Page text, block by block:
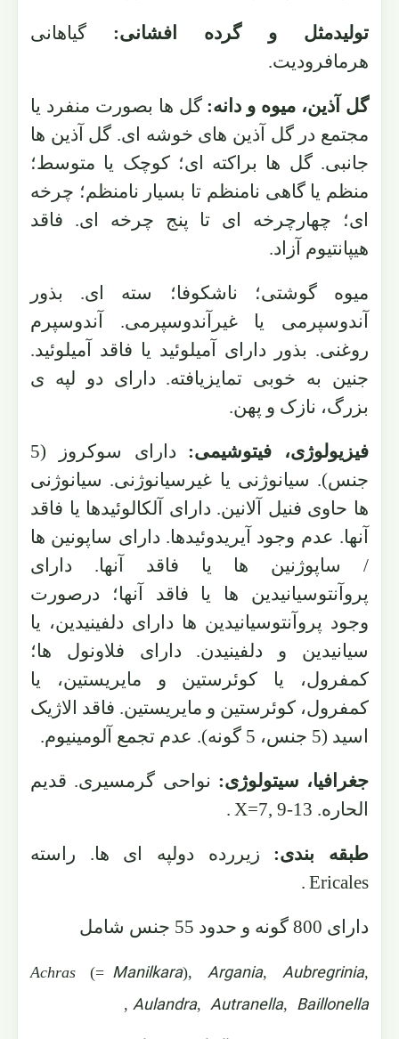
تولیدمثل و گرده افشانی:گیاهانی
هرمافرودیت.
گل آذین، میوه و دانه:گل ها بصورت منفرد یا
مجتمع در گل آذین های خوشه ای. گل آذین ها
جانبی. گل ها براکته ای؛ کوچک یا متوسط؛
منظم یا گاهی نامنظم تا بسیار نامنظم؛ چرخه
ای؛ چهارچرخه ای تا پنج چرخه ای. فاقد
هیپانتیوم آزاد.
میوه گوشتی؛ ناشکوفا؛ سته ای. بذور
آندوسپرمی یا غیرآندوسپرمی. آندوسپرم
روغنی. بذور دارای آمیلوئید یا فاقد آمیلوئید.
جنین به خوبی تمایزیافته. دارای دو لپه ی
بزرگ، نازک و پهن.
فیزیولوژی، فیتوشیمی:
دارای سوکروز (5
جنس). سیانوژنی یا غیرسیانوژنی. سیانوژنی
ها حاوی فنیل آلانین. دارای آلکالوئیدها یا فاقد
آنها. عدم وجود آیریدوئیدها. دارای ساپونین ها
/ ساپوژنین ها یا فاقد آنها. دارای
پروآنتوسیانیدین ها یا فاقد آنها؛ درصورت
وجود پروآنتوسیانیدین ها دارای دلفینیدین، یا
سیانیدین و دلفینیدن. دارای فلاونول ها؛
کمفرول، یا کوئرستین و مایریستین، یا
کمفرول، کوئرستین و مایریستین. فاقد الاژیک
اسید (5 جنس، 5 گونه). عدم تجمع آلومینیوم.
جغرافیا، سیتولوژی: نواحی گرمسیری. قدیم
الحاره. X=7, 9-13
.
طبقه بندی: زیررده دولپه ای ها. راسته
Ericales
.
دارای 800 گونه و حدود 55 جنس شامل
Achras (= Manilkara), Argania,Aubregrinia,
Aulandra,Autranella, Baillonella
,